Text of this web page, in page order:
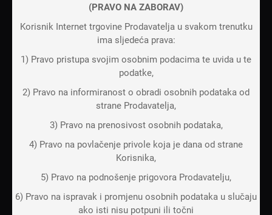
(PRAVO NA ZABORAV)
Korisnik Internet trgovine Prodavatelja u svakom trenutku
ima sljedeća prava:
1) Pravo pristupa svojim osobnim podacima te uvida u te
podatke,
2) Pravo na informiranost o obradi osobnih podataka od
strane Prodavatelja,
3) Pravo na prenosivost osobnih podataka,
4) Pravo na povlačenje privole koja je dana od strane
Korisnika,
5) Pravo na podnošenje prigovora Prodavatelju,
6) Pravo na ispravak i promjenu osobnih podataka u slučaju
ako isti nisu potpuni ili točni